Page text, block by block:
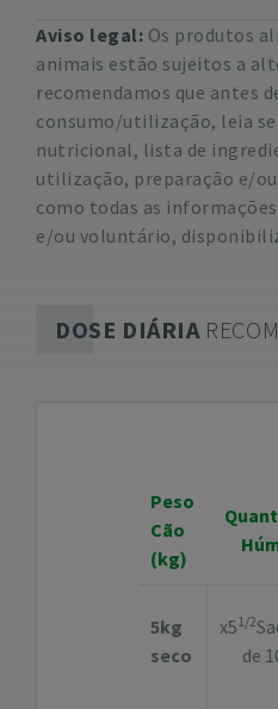
Aviso legal: Os produtos
animais estão sujeitos a
recomendamos que antes
consumo/utilização, leia
nutricional, lista de
utilização, preparação e/
como todas as
e/ou voluntário,
DOSE DIÁRIA
Peso
Cão
(kg)
5kg
seco
x51/2
de